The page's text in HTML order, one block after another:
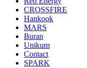
CROSSFIRE
Hankook
MARS
Buran
Unikum
Contact
SPARK